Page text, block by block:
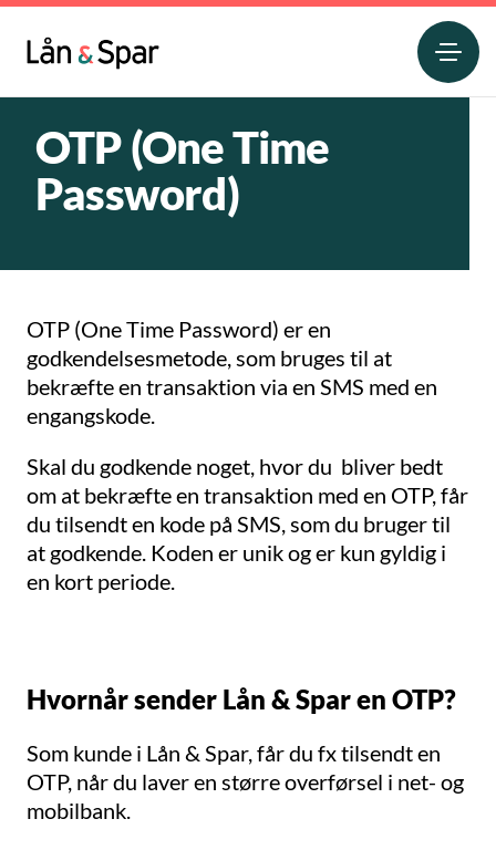
OTP (One Time
Password)
OTP (One Time Password) er en
godkendelsesmetode, som bruges til at
bekræfte en transaktion via en SMS med en
engangskode.
Skal du godkende noget, hvor du bliver bedt
om at bekræfte en transaktion med en OTP, får
du tilsendt en kode på SMS, som du bruger til
at godkende. Koden er unik og er kun gyldig i
en kort periode.
Hvornår sender Lån & Spar en OTP?
Som kunde i Lån & Spar, får du fx tilsendt en
OTP, når du laver en større overførsel i net- og
mobilbank.